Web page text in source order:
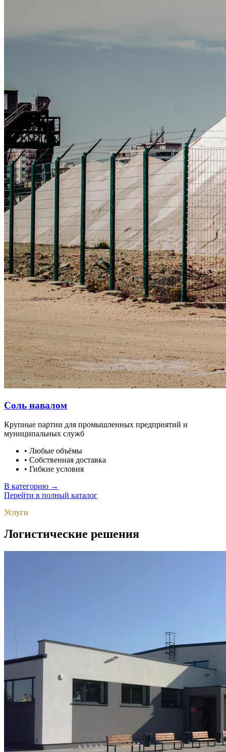
Соль навалом
Крупные партии для промышленных предприятий и
муниципальных служб
• Любые объёмы
• Собственная доставка
• Гибкие условия
В категорию →
Перейти в полный каталог
Услуги
Логистические решения